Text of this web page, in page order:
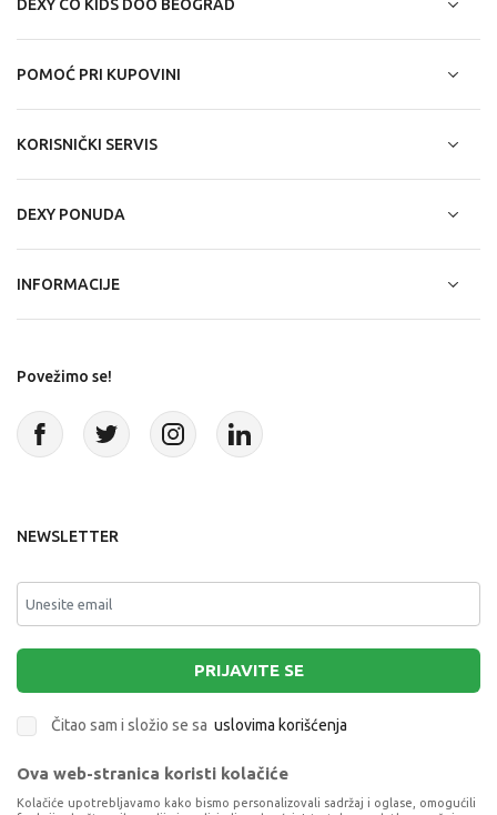
DEXY CO KIDS DOO BEOGRAD
POMOĆ PRI KUPOVINI
KORISNIČKI SERVIS
DEXY PONUDA
INFORMACIJE
Povežimo se!
NEWSLETTER
PRIJAVITE SE
Čitao sam i složio se sa uslovima korišćenja
This site is protected by reCAPTCHA and the Google
Terms of Serviceapply.
Ova web-stranica koristi kolačiće
Kolačiće upotrebljavamo kako bismo personalizovali sadržaj i oglase, omogućili